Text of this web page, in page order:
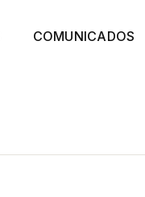
COMUNICADOS